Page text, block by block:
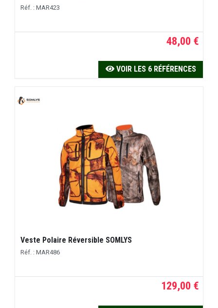
Réf. : MAR423
48,00 €
VOIR LES 6 RÉFÉRENCES
Veste Polaire Réversible SOMLYS
Réf. : MAR486
129,00 €